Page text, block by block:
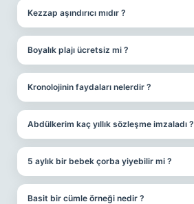
Kezzap aşındırıcı mıdır ?
Boyalık plajı ücretsiz mi ?
Kronolojinin faydaları nelerdir ?
Abdülkerim kaç yıllık sözleşme imzaladı ?
5 aylık bir bebek çorba yiyebilir mi ?
Basit bir cümle örneği nedir ?